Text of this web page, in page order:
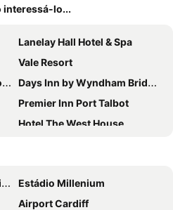
interessá-lo...
Lanelay Hall Hotel & Spa
Vale Resort
Days Inn by Wyndham Bridgend Cardiff M4
Premier Inn Port Talbot
Hotel The West House
Estádio Millenium
Airport Cardiff